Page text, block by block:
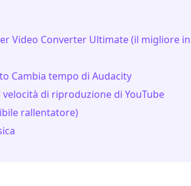
Video Converter Ultimate (il migliore in
Cambia tempo di Audacity
di riproduzione di YouTube
rallentatore)